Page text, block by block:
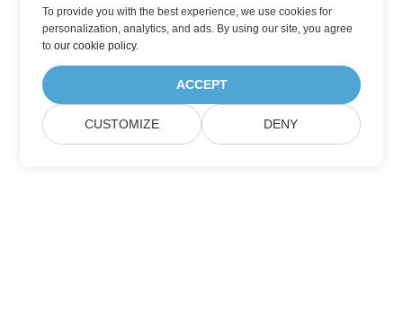
To provide you with the best experience, we use cookies for
personalization, analytics, and ads. By using our site, you agree
toour cookie policy.
ACCEPT
CUSTOMIZE DENY